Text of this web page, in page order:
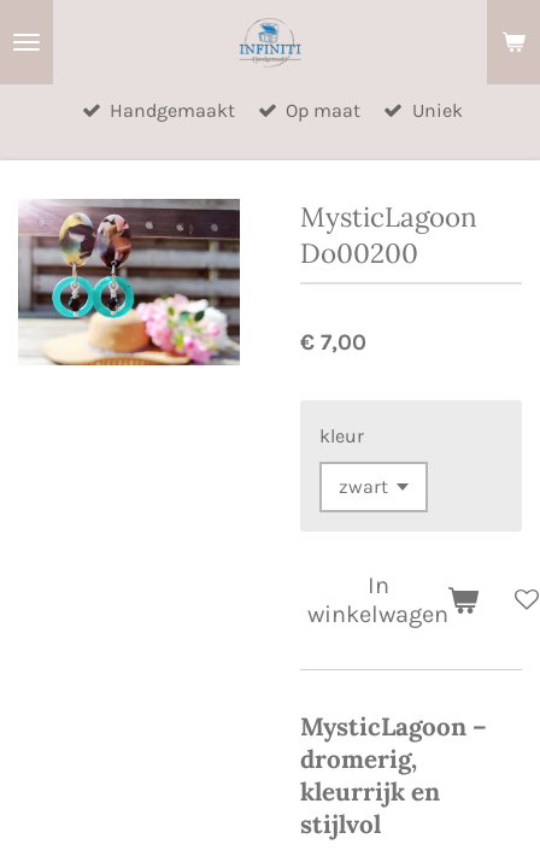
hoofdinhoud
Handgemaakt Op maat Uniek
MysticLagoon
Do00200
€ 7,00
kleur
In
winkelwagen
MysticLagoon –
dromerig,
kleurrijk en
stijlvol